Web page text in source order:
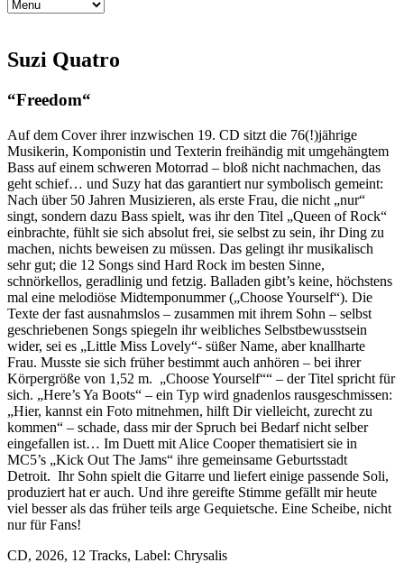
Suzi Quatro
“Freedom“
Auf dem Cover ihrer inzwischen 19. CD sitzt die 76(!)jährige
Musikerin, Komponistin und Texterin freihändig mit umgehängtem
Bass auf einem schweren Motorrad – bloß nicht nachmachen, das
geht schief… und Suzy hat das garantiert nur symbolisch gemeint:
Nach über 50 Jahren Musizieren, als erste Frau, die nicht „nur“
singt, sondern dazu Bass spielt, was ihr den Titel „Queen of Rock“
einbrachte, fühlt sie sich absolut frei, sie selbst zu sein, ihr Ding zu
machen, nichts beweisen zu müssen. Das gelingt ihr musikalisch
sehr gut; die 12 Songs sind Hard Rock im besten Sinne,
schnörkellos, geradlinig und fetzig. Balladen gibt’s keine, höchstens
mal eine melodiöse Midtemponummer („Choose Yourself“). Die
Texte der fast ausnahmslos – zusammen mit ihrem Sohn – selbst
geschriebenen Songs spiegeln ihr weibliches Selbstbewusstsein
wider, sei es „Little Miss Lovely“- süßer Name, aber knallharte
Frau. Musste sie sich früher bestimmt auch anhören – bei ihrer
Körpergröße von 1,52 m. „Choose Yourself““ – der Titel spricht für
sich. „Here’s Ya Boots“ – ein Typ wird gnadenlos rausgeschmissen:
„Hier, kannst ein Foto mitnehmen, hilft Dir vielleicht, zurecht zu
kommen“ – schade, dass mir der Spruch bei Bedarf nicht selber
eingefallen ist… Im Duett mit Alice Cooper thematisiert sie in
MC5’s „Kick Out The Jams“ ihre gemeinsame Geburtsstadt
Detroit. Ihr Sohn spielt die Gitarre und liefert einige passende Soli,
produziert hat er auch. Und ihre gereifte Stimme gefällt mir heute
viel besser als das früher teils arge Gequietsche. Eine Scheibe, nicht
nur für Fans!
CD, 2026, 12 Tracks, Label: Chrysalis